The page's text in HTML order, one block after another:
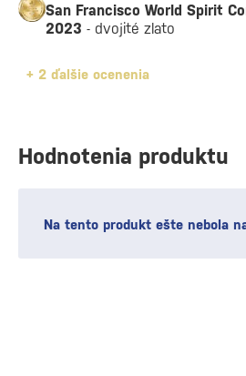
San Francisco World Spirit
2023 - dvojité zlato
+ 2 ďalšie ocenenia
Hodnotenia produktu
Na tento produkt ešte nebola